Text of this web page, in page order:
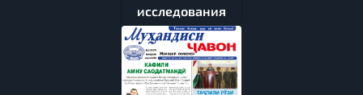
исследования